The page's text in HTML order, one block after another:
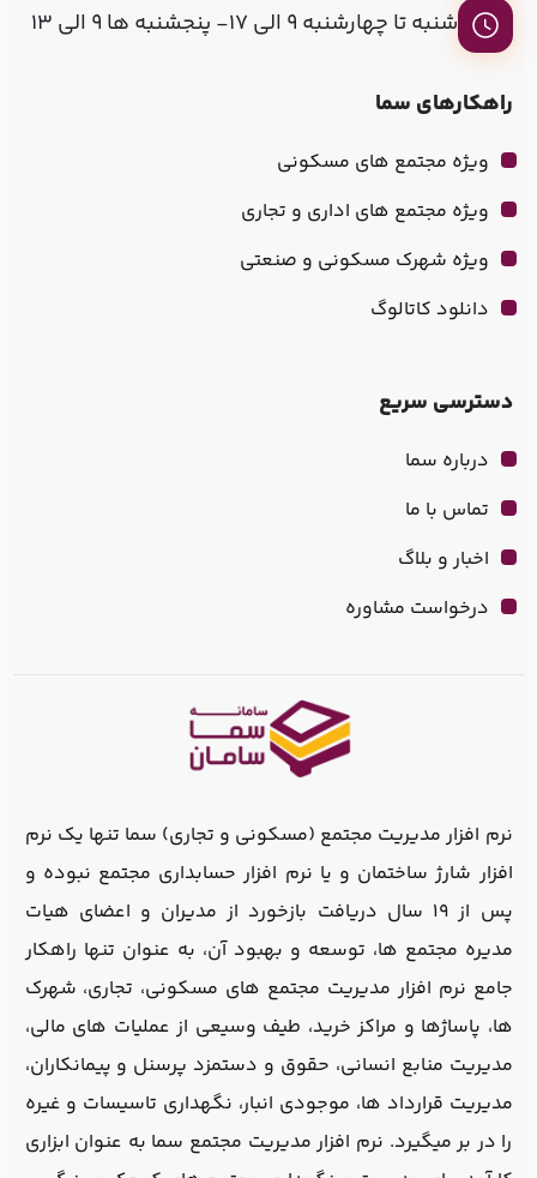
شنبه تا چهارشنبه 9 الی 17- پنجشنبه ها 9 الی 13
راهکارهای سما
ویژه مجتمع های مسکونی
ویژه مجتمع های اداری و تجاری
ویژه شهرک مسکونی و صنعتی
دانلود کاتالوگ
دسترسی سریع
درباره سما
تماس با ما
اخبار و بلاگ
درخواست مشاوره
نرم افزار مدیریت مجتمع (مسکونی و تجاری) سما تنها یک نرم
افزار شارژ ساختمان و یا نرم افزار حسابداری مجتمع نبوده و
پس از 19 سال دریافت بازخورد از مدیران و اعضای هیات
مدیره مجتمع ها، توسعه و بهبود آن، به عنوان تنها راهکار
جامع نرم افزار مدیریت مجتمع های مسکونی، تجاری، شهرک
ها، پاساژها و مراکز خرید، طیف وسیعی از عملیات های مالی،
مدیریت منابع انسانی، حقوق و دستمزد پرسنل و پیمانکاران،
مدیریت قرارداد ها، موجودی انبار، نگهداری تاسیسات و غیره
را در بر میگیرد. نرم افزار مدیریت مجتمع سما به عنوان ابزاری